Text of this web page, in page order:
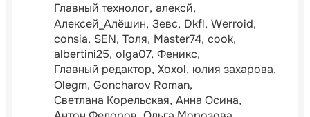
Главный технолог алексй
Алексей_Алёшин Зевс Dkfl Werroid
consia SEN Толя Master74 cook
albertini25 olga07 Феникс
Главный редактор Xoxol юлия захарова
Olegm Goncharov Roman
Светлана Корельская Анна Осина